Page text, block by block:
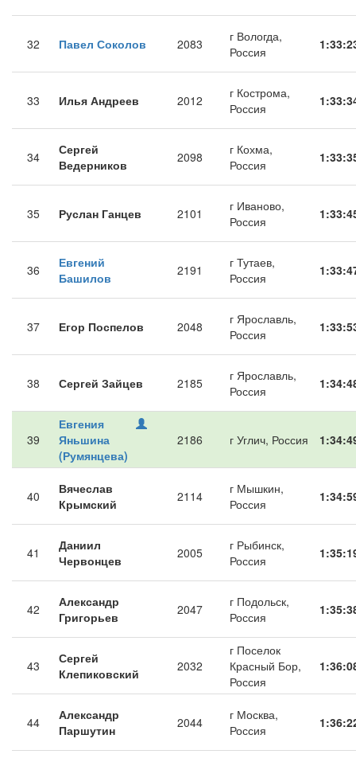
32 Павел Соколов 2083
г Вологда,
Россия
33 Илья Андреев 2012
г Кострома,
Россия
34
Сергей
Ведерников
2098
г Кохма,
Россия
35 Руслан Ганцев 2101
г Иваново,
Россия
36
Евгений
Башилов
2191
г Тутаев,
Россия
37 Егор Поспелов 2048
г Ярославль,
Россия
38 Сергей Зайцев 2185
г Ярославль,
Россия
39
Евгения
Яньшина
(Румянцева)
2186 г Углич, Россия
40
Вячеслав
Крымский
2114
г Мышкин,
Россия
41
Даниил
Червонцев
2005
г Рыбинск,
Россия
42
Александр
Григорьев
2047
г Подольск,
Россия
43
Сергей
Клепиковский
2032
г Поселок
Красный Бор,
Россия
44
Александр
Паршутин
2044
г Москва,
Россия